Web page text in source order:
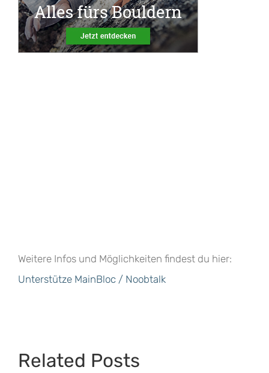
Weitere Infos und Möglichkeiten findest du hier:
Unterstütze MainBloc / Noobtalk
Related Posts